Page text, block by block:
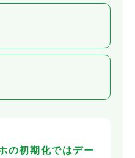
の初期化ではデー